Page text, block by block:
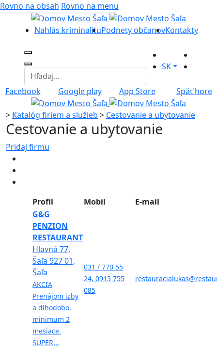
Rovno na obsah Rovno na menu
Nahlás kriminalituPodnety občanovKontakty
SK
Facebook Google play App Store Späť hore
> Katalóg firiem a služieb > Cestovanie a ubytovanie
Cestovanie a ubytovanie
Pridaj firmu
Profil Mobil
E-mail
G&G
PENZION
RESTAURANT
Hlavná 77,
Šaľa 927 01,
Šaľa
AKCIA
Prenájom izby
a dlhodobo,
minimum 2
mesiace.
SUPER...
031 / 770 55
24, 0915 755
085